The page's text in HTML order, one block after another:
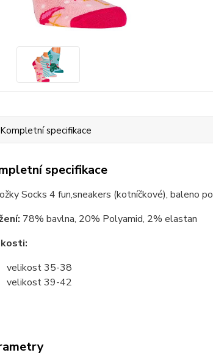
Kompletní specifikace
specifikace
Socks 4 fun,sneakers (kotníčkové), baleno
78% bavlna, 20% Polyamid, 2% elastan
velikost 35-38
velikost 39-42